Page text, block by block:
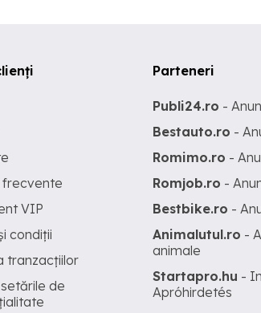
VIP
condiții
tranzacțiilor
de
Parteneri
Publi24.ro -
Bestauto.ro -
Romimo.ro -
Romjob.ro -
Bestbike.ro -
Animalutul.ro -
animale
Startapro.hu -
Apróhirdetés